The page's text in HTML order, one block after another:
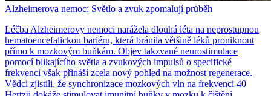
Alzheimerova nemoc: Světlo a zvuk zpomalují průběh
Léčba Alzheimerovy nemoci narážela dlouhá léta na neprostupnou
hematoencefalickou bariéru, která bránila většině léků proniknout
přímo k mozkovým buňkám. Objev takzvané neurostimulace
pomocí blikajícího světla a zvukových impulsů o specifické
frekvenci však přináší zcela nový pohled na možnost regenerace.
Vědci zjistili, že synchronizace mozkových vln na frekvenci 40